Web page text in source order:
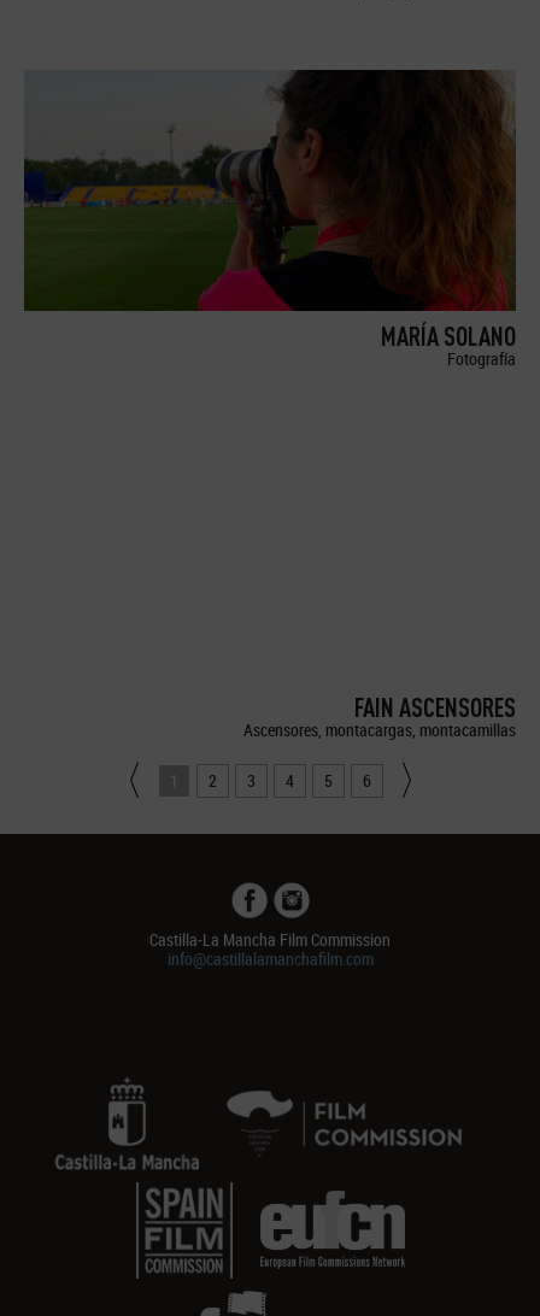
MARÍA SOLANO
Fotografía
FAIN ASCENSORES
Ascensores, montacargas, montacamillas
1 2 3 4 5 6
Castilla-La Mancha Film Commission
info@castillalamanchafilm.com